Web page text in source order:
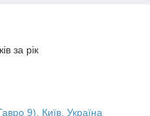
за рік
9), Київ, Україна